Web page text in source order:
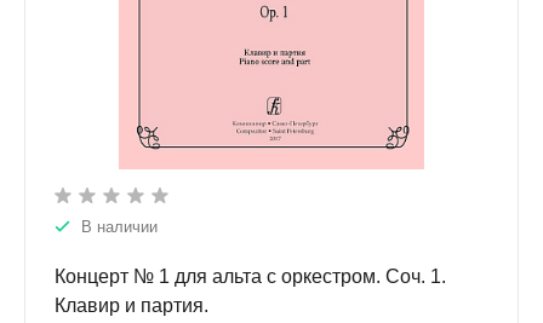
В наличии
Концерт № 1 для альта с оркестром. Соч. 1.
Клавир и партия.